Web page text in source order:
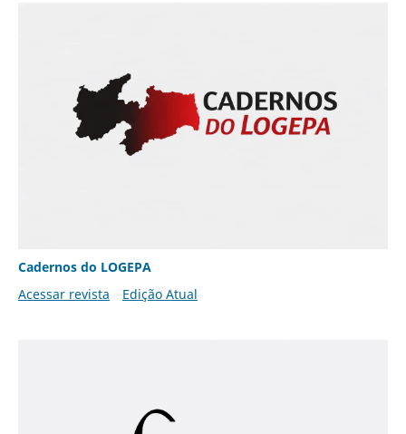
Cadernos do LOGEPA
Acessar revista
Edição Atual